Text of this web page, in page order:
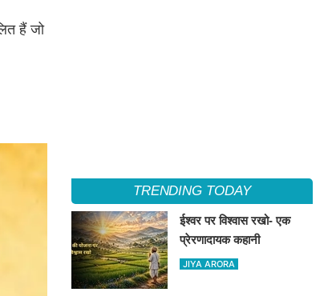
हैं जो
TRENDING TODAY
ईश्वर पर विश्वास रखो- एक
प्रेरणादायक कहानी
JIYA ARORA